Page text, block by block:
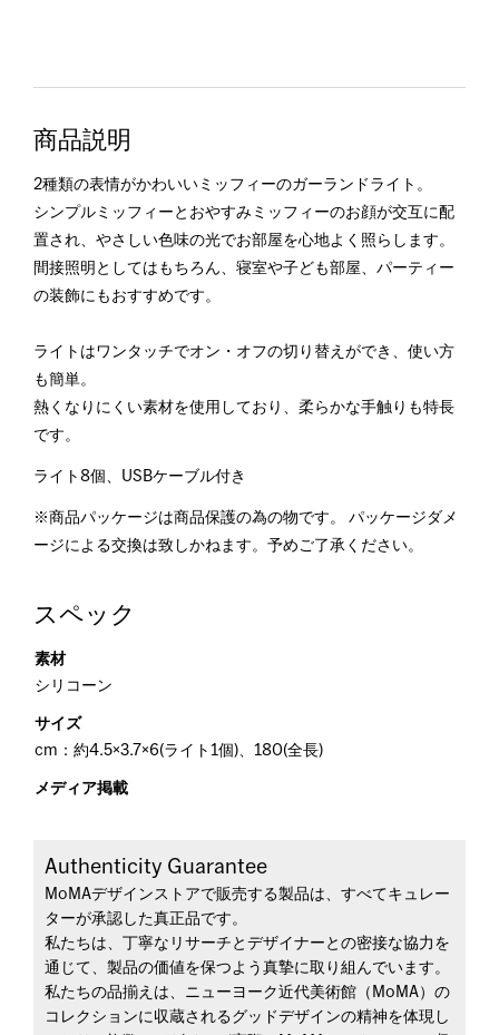
商品説明
2種類の表情がかわいいミッフィーのガーランドライト。
シンプルミッフィーとおやすみミッフィーのお顔が交互に配
置され、やさしい色味の光でお部屋を心地よく照らします。
間接照明としてはもちろん、寝室や子ども部屋、パーティー
の装飾にもおすすめです。
ライトはワンタッチでオン・オフの切り替えができ、使い方
も簡単。
熱くなりにくい素材を使用しており、柔らかな手触りも特長
です。
ライト8個、USBケーブル付き
※商品パッケージは商品保護の為の物です。 パッケージダメ
ージによる交換は致しかねます。予めご了承ください。
スペック
素材
シリコーン
サイズ
cm：約4.5×3.7×6(ライト1個)、180(全長)
メディア掲載
Authenticity Guarantee
MoMAデザインストアで販売する製品は、すべてキュレー
ターが承認した真正品です。
私たちは、丁寧なリサーチとデザイナーとの密接な協力を
通じて、製品の価値を保つよう真摯に取り組んでいます。
私たちの品揃えは、ニューヨーク近代美術館（MoMA）の
コレクションに収蔵されるグッドデザインの精神を体現し